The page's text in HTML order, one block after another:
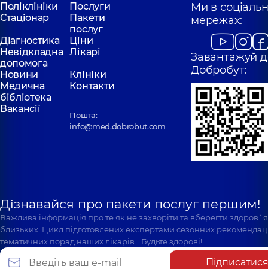
Поліклініки
Послуги
Стаціонар
Пакети
послуг
Діагностика
Ціни
Невідкладна
допомога
Лікарі
Новини
Клініки
Медична
бібліотека
Контакти
Вакансії
Пошта:
info@med.dobrobut.com
Ми в
мережах:
Завантажуй
Добробут:
Дізнавайся про пакети послуг першим!
Важлива інформація про те як не захворіти та вберегти
близьких. Цикл підготовлених експертами сезонних
тематичних порад наших лікарів… Будьте здорові!
Підписатися